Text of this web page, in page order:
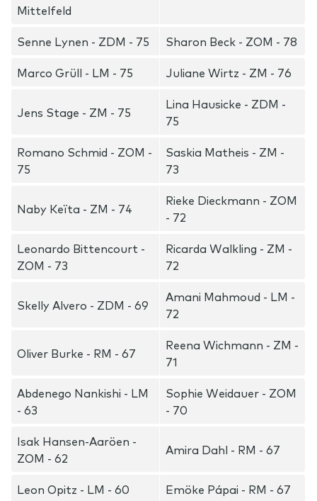
Mittelfeld
Senne Lynen - ZDM - 75
Sharon Beck - ZOM - 78
Marco Grüll - LM - 75
Juliane Wirtz - ZM - 76
Jens Stage - ZM - 75
Lina Hausicke - ZDM -
75
Romano Schmid - ZOM -
75
Saskia Matheis - ZM -
73
Naby Keïta - ZM - 74
Rieke Dieckmann - ZOM
- 72
Leonardo Bittencourt -
ZOM - 73
Ricarda Walkling - ZM -
72
Skelly Alvero - ZDM - 69
Amani Mahmoud - LM -
72
Oliver Burke - RM - 67
Reena Wichmann - ZM -
71
Abdenego Nankishi - LM
- 63
Sophie Weidauer - ZOM
- 70
Isak Hansen-Aaröen -
ZOM - 62
Amira Dahl - RM - 67
Leon Opitz - LM - 60
Emöke Pápai - RM - 67